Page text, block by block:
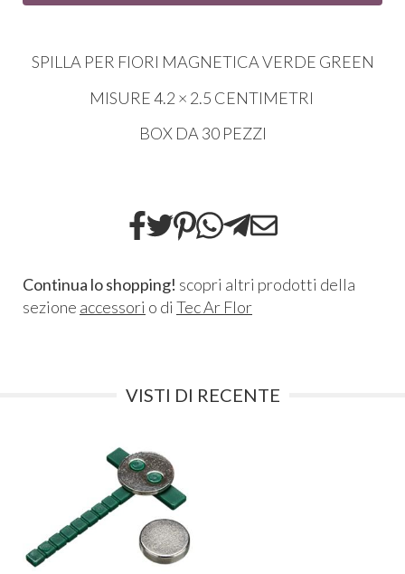
SPILLA PER FIORI MAGNETICA VERDE GREEN
MISURE 4.2 × 2.5 CENTIMETRI
BOX DA 30 PEZZI
Continua lo shopping! scopri altri prodotti della
sezione accessori o di Tec Ar Flor
VISTI DI RECENTE